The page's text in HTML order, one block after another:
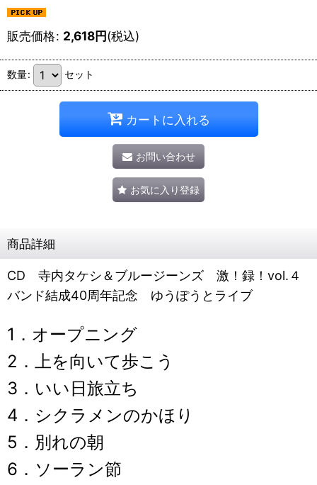
販売価格: 2,618円(税込)
数量: セット
カートに入れる
お問い合わせ
お気に入り登録
商品詳細
CD 寺内タケシ＆ブルージーンズ 激！録！vol.４
バンド結成40周年記念 ゆうぽうとライブ
1．オープニング
2．上を向いて歩こう
3．いい日旅立ち
4．シクラメンのかほり
5．別れの朝
6．ソーラン節